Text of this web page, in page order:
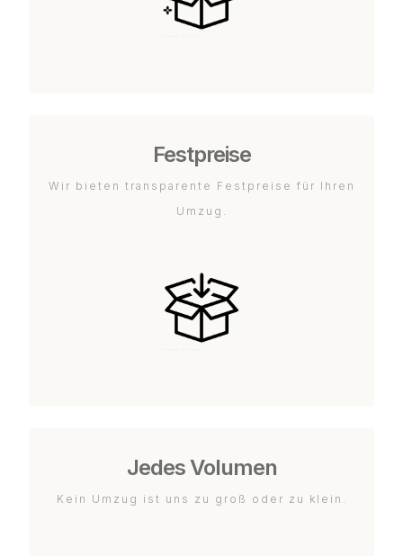
Festpreise
Wir bieten transparente Festpreise für Ihren
Umzug.
Jedes Volumen
Kein Umzug ist uns zu groß oder zu klein.